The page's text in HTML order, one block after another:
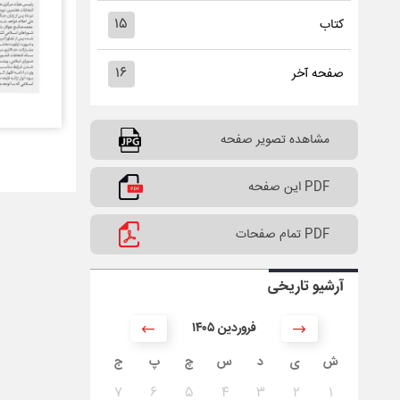
کتاب ۱۵
صفحه آخر ۱۶
مشاهده تصویر صفحه
PDF این صفحه
PDF تمام صفحات
آرشیو تاریخی
۱۴۰۵ فروردین
ش
ی د س چ پ ج
۱ ۲ ۳ ۴ ۵ ۶ ۷